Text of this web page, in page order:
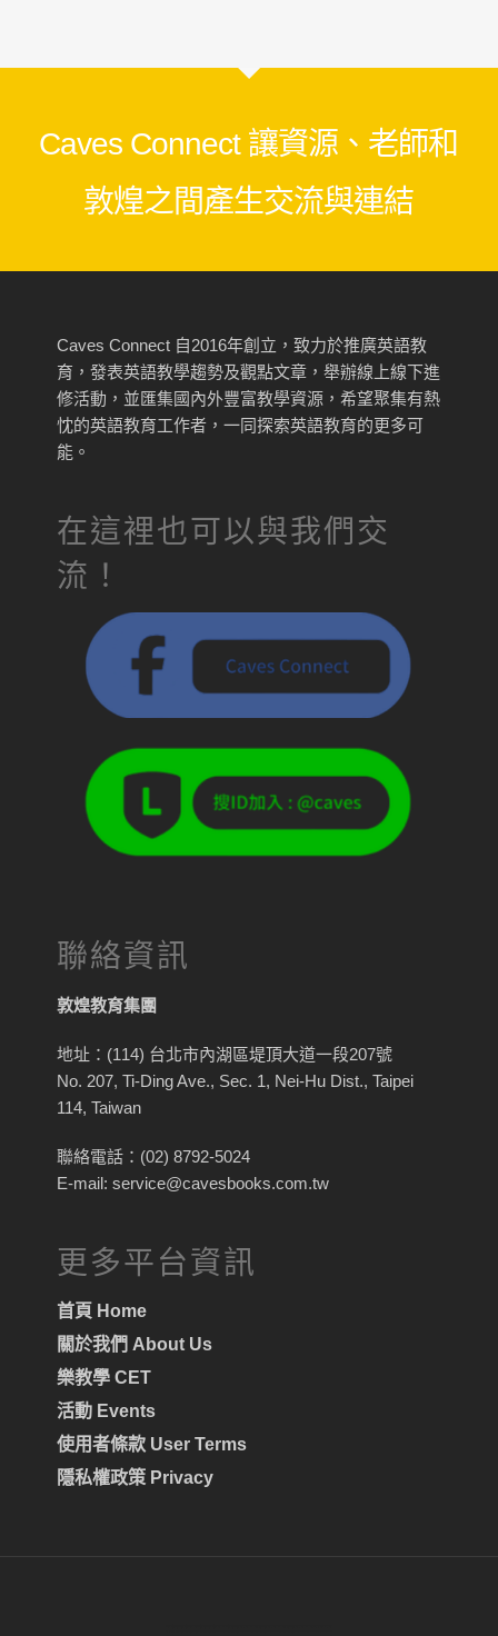
Caves Connect 讓資源、老師和
敦煌之間產生交流與連結
Caves Connect 自2016年創立，致力於推廣英語教
育，發表英語教學趨勢及觀點文章，舉辦線上線下進
修活動，並匯集國內外豐富教學資源，希望聚集有熱
忱的英語教育工作者，一同探索英語教育的更多可
能。
在這裡也可以與我們交
流！
聯絡資訊
敦煌教育集團
地址：(114) 台北市內湖區堤頂大道一段207號
No. 207, Ti-Ding Ave., Sec. 1, Nei-Hu Dist., Taipei
114, Taiwan
聯絡電話：(02) 8792-5024
E-mail: service@cavesbooks.com.tw
更多平台資訊
首頁 Home
關於我們 About Us
樂教學 CET
活動 Events
使用者條款 User Terms
隱私權政策 Privacy